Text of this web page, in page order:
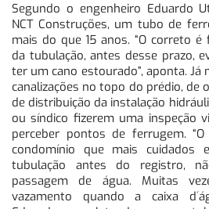
Segundo o engenheiro Eduardo
NCT Construções, um tubo de
mais do que 15 anos. “O correto
da tubulação, antes desse prazo,
ter um cano estourado”, aponta.
canalizações no topo do prédio, de
de distribuição da instalação
ou síndico fizerem uma inspeção
perceber pontos de ferrugem.
condomínio que mais cuidados
tubulação antes do registro,
passagem de água. Muitas
vazamento quando a caixa